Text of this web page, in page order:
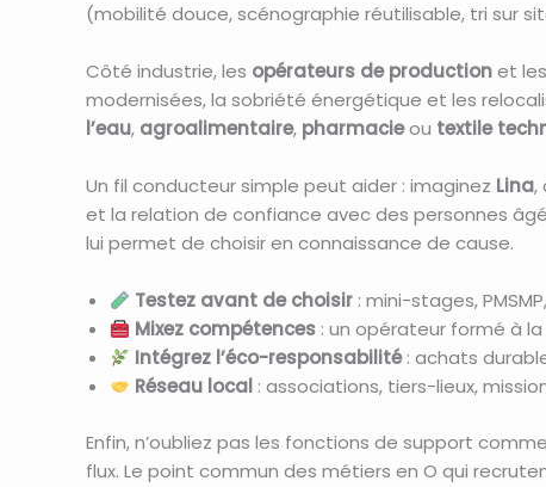
(mobilité douce, scénographie réutilisable, tri sur
Côté industrie, les opérateurs de productionet les
modernisées, la sobriété énergétique et les
l’eau, agroalimentaire, pharmacieou textile
Un fil conducteur simple peut aider : imaginez Lina,
et la relation de confiance avec des personnes
lui permet de choisir en connaissance de cause.
Testez avant de choisir : mini-stages,
Mixez compétences : un opérateur formé à
Intégrez l’éco-responsabilité: achats
Réseau local : associations, tiers-lieux,
Enfin, n’oubliez pas les fonctions de support comme
flux. Le point commun des métiers en O qui